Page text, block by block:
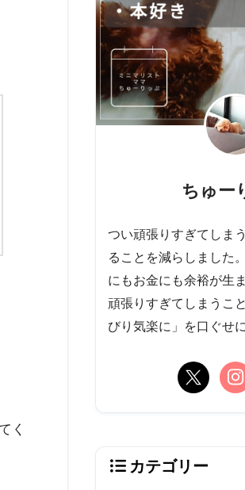
く
ちゅー
つい頑張りすぎてしま
ることを減らしました
にもお金にも余裕が生
頑張りすぎてしまうこ
びり気楽に」を口ぐせに
カテゴリー